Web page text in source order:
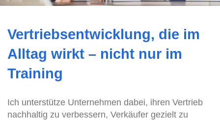
Vertriebsentwicklung, die im
Alltag wirkt – nicht nur im
Training
Ich unterstütze Unternehmen dabei, ihren Vertrieb
nachhaltig zu verbessern, Verkäufer gezielt zu